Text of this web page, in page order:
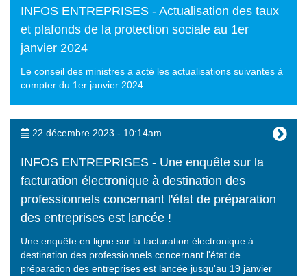
INFOS ENTREPRISES - Actualisation des taux
et plafonds de la protection sociale au 1er
janvier 2024
Le conseil des ministres a acté les actualisations suivantes à
compter du 1er janvier 2024 :
22 décembre 2023 - 10:14am
INFOS ENTREPRISES - Une enquête sur la
facturation électronique à destination des
professionnels concernant l'état de préparation
des entreprises est lancée !
Une enquête en ligne sur la facturation électronique à
destination des professionnels concernant l'état de
préparation des entreprises est lancée jusqu'au 19 janvier